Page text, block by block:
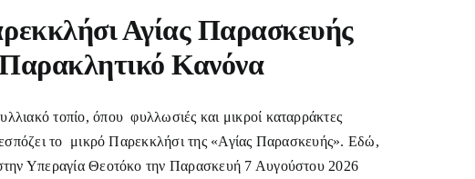
Αγίας Παρασκευής
Κανόνα
τοπίο, όπου φυλλωσιές και μικροί καταρράκτες
το μικρό Παρεκκλήσι της «Αγίας Παρασκευής». Εδώ,
Υπεραγία Θεοτόκο την Παρασκευή 7 Αυγούστου 2026